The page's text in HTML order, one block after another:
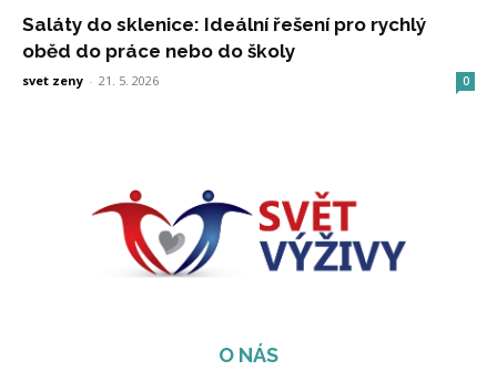
Saláty do sklenice: Ideální řešení pro rychlý
oběd do práce nebo do školy
svet zeny - 21. 5. 2026 0
O NÁS